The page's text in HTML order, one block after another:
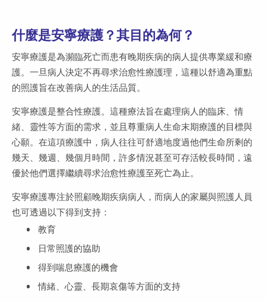
什麼是安寧療護？其目的為何？
安寧療護是為瀕臨死亡而患有晚期疾病的病人提供專業緩和療
護。一旦病人決定不再尋求治愈性療護理，這種以舒適為重點
的照護旨在改善病人的生活品質。
安寧療護是整合性療護。這種療法旨在處理病人的臨床、情
緒、靈性等方面的需求，並且尊重病人生命末期療護的目標與
心願。在這項療護中，病人往往可舒適地度過他們生命所剩的
幾天、幾週、幾個月時間，許多情況甚至可存活較長時間，遠
優於他們選擇繼續尋求治愈性療護至死亡為止。
安寧療護專注於照顧晚期疾病病人，而病人的家屬與照護人員
也可透過以下得到支持：
教育
日常照護的協助
得到喘息療護的機會
情緒、心靈、長期哀傷等方面的支持